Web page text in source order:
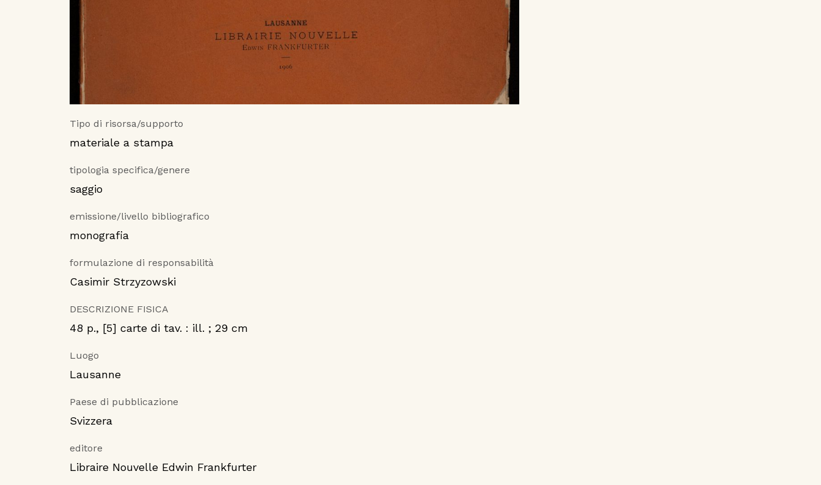
Tipo di risorsa/supporto
materiale a stampa
tipologia specifica/genere
saggio
emissione/livello bibliografico
monografia
formulazione di responsabilità
Casimir Strzyzowski
DESCRIZIONE FISICA
48 p., [5] carte di tav. : ill. ; 29 cm
Luogo
Lausanne
Paese di pubblicazione
Svizzera
editore
Libraire Nouvelle Edwin Frankfurter